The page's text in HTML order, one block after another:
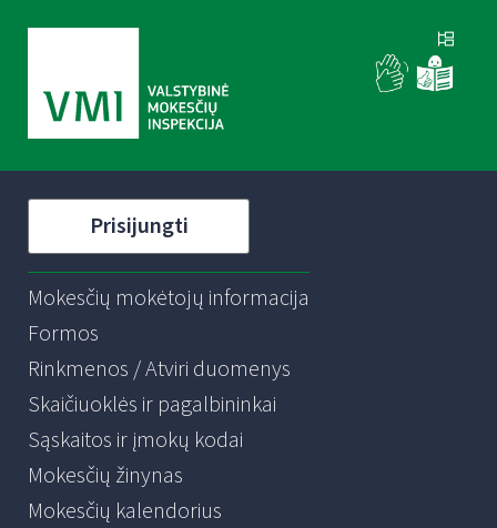
Prisijungti
Mokesčių mokėtojų informacija
Formos
Rinkmenos / Atviri duomenys
Skaičiuoklės ir pagalbininkai
Sąskaitos ir įmokų kodai
Mokesčių žinynas
Mokesčių kalendorius